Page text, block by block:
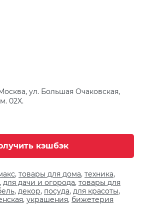
ул. Большая Очаковская,
02X.
кэшбэк
, товары для дома, техника,
, для дачи и огорода, товары для
, декор, посуда, для красоты,
, украшения, бижетерия